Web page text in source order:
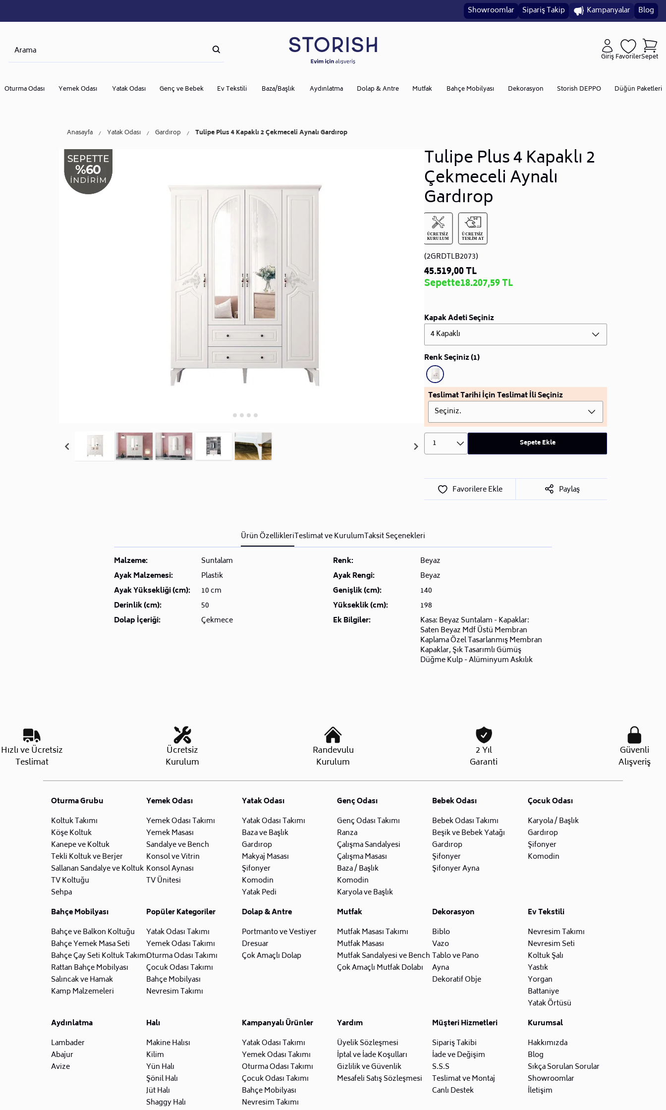
Showroomlar Sipariş Takip Kampanyalar Blog
GirişFavorilerSepet
Oturma Odası Yemek Odası Yatak Odası Genç ve Bebek Ev Tekstili Baza/Başlık Aydınlatma Dolap & Antre Mutfak Bahçe Mobilyası Dekorasyon Storish DEPPO Düğün Paketleri
Anasayfa Yatak Odası Gardırop Tulipe Plus 4 Kapaklı 2 Çekmeceli Aynalı Gardırop
Tulipe Plus 4 Kapaklı 2
Çekmeceli Aynalı
Gardırop
(2GRDTLB2073)
45.519,00 TL
Sepette18.207,59 TL
Kapak Adeti Seçiniz
4 Kapaklı
Renk Seçiniz (1)
Teslimat Tarihi İçin Teslimat İli Seçiniz
Seçiniz.
1 Sepete Ekle
Favorilere Ekle Paylaş
Ürün ÖzellikleriTeslimat ve KurulumTaksit Seçenekleri
Malzeme:
Suntalam Renk:
Beyaz
Ayak Malzemesi:
Plastik Ayak Rengi:
Beyaz
Ayak Yüksekliği (cm):
10 cm Genişlik (cm):
140
Derinlik (cm):
50 Yükseklik (cm):
198
Dolap İçeriği:
Çekmece Ek Bilgiler:
Kasa: Beyaz Suntalam - Kapaklar:
Saten Beyaz Mdf Üstü Membran
Kaplama Özel Tasarlanmış Membran
Kapaklar, Şık Tasarımlı Gümüş
Düğme Kulp - Alüminyum Askılık
Hızlı ve Ücretsiz
Teslimat
Ücretsiz
Kurulum
Randevulu
Kurulum
2 Yıl
Garanti
Güvenli
Alışveriş
Oturma Grubu
Koltuk Takımı
Köşe Koltuk
Kanepe ve Koltuk
Tekli Koltuk ve Berjer
Sallanan Sandalye ve Koltuk
TV Koltuğu
Sehpa
Yemek Odası
Yemek Odası Takımı
Yemek Masası
Sandalye ve Bench
Konsol ve Vitrin
Konsol Aynası
TV Ünitesi
Yatak Odası
Yatak Odası Takımı
Baza ve Başlık
Gardırop
Makyaj Masası
Şifonyer
Komodin
Yatak Pedi
Genç Odası
Genç Odası Takımı
Ranza
Çalışma Sandalyesi
Çalışma Masası
Baza / Başlık
Komodin
Karyola ve Başlık
Bebek Odası
Bebek Odası Takımı
Beşik ve Bebek Yatağı
Gardırop
Şifonyer
Şifonyer Ayna
Çocuk Odası
Karyola / Başlık
Gardırop
Şifonyer
Komodin
Bahçe Mobilyası
Bahçe ve Balkon Koltuğu
Bahçe Yemek Masa Seti
Bahçe Çay Seti Koltuk Takımı
Rattan Bahçe Mobilyası
Salıncak ve Hamak
Kamp Malzemeleri
Popüler Kategoriler
Yatak Odası Takımı
Yemek Odası Takımı
Oturma Odası Takımı
Çocuk Odası Takımı
Bahçe Mobilyası
Nevresim Takımı
Dolap & Antre
Portmanto ve Vestiyer
Dresuar
Çok Amaçlı Dolap
Mutfak
Mutfak Masası Takımı
Mutfak Masası
Mutfak Sandalyesi ve Bench
Çok Amaçlı Mutfak Dolabı
Dekorasyon
Biblo
Vazo
Tablo ve Pano
Ayna
Dekoratif Obje
Ev Tekstili
Nevresim Takımı
Nevresim Seti
Koltuk Şalı
Yastık
Yorgan
Battaniye
Yatak Örtüsü
Aydınlatma
Lambader
Abajur
Avize
Halı
Makine Halısı
Kilim
Yün Halı
Şönil Halı
Jüt Halı
Shaggy Halı
Kampanyalı Ürünler
Yatak Odası Takımı
Yemek Odası Takımı
Oturma Odası Takımı
Çocuk Odası Takımı
Bahçe Mobilyası
Nevresim Takımı
Yardım
Üyelik Sözleşmesi
İptal ve İade Koşulları
Gizlilik ve Güvenlik
Mesafeli Satış Sözleşmesi
Müşteri Hizmetleri
Sipariş Takibi
İade ve Değişim
S.S.S
Teslimat ve Montaj
Canlı Destek
Kurumsal
Hakkımızda
Blog
Sıkça Sorulan Sorular
Showroomlar
İletişim